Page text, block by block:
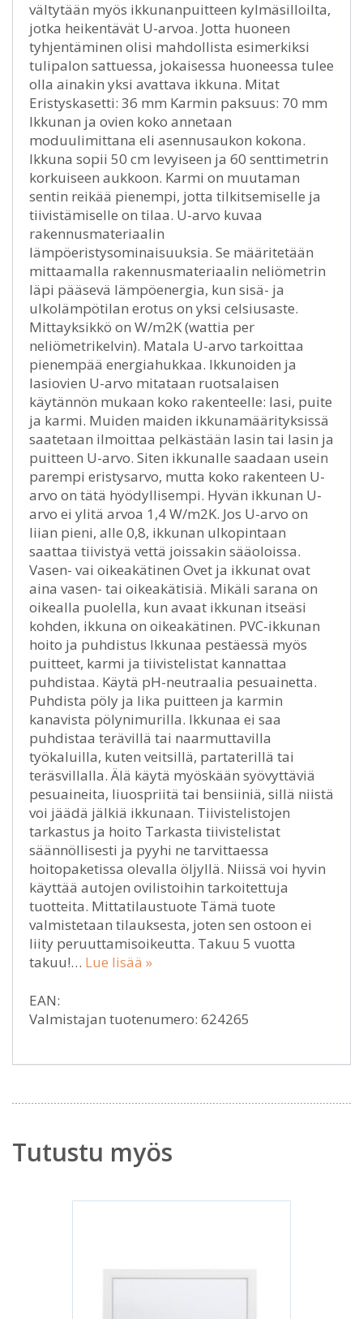
vältytään myös ikkunanpuitteen kylmäsilloilta,
jotka heikentävät U-arvoa. Jotta huoneen
tyhjentäminen olisi mahdollista esimerkiksi
tulipalon sattuessa, jokaisessa huoneessa tulee
olla ainakin yksi avattava ikkuna. Mitat
Eristyskasetti: 36 mm Karmin paksuus: 70 mm
Ikkunan ja ovien koko annetaan
moduulimittana eli asennusaukon kokona.
Ikkuna sopii 50 cm levyiseen ja 60 senttimetrin
korkuiseen aukkoon. Karmi on muutaman
sentin reikää pienempi, jotta tilkitsemiselle ja
tiivistämiselle on tilaa. U-arvo kuvaa
rakennusmateriaalin
lämpöeristysominaisuuksia. Se määritetään
mittaamalla rakennusmateriaalin neliömetrin
läpi pääsevä lämpöenergia, kun sisä- ja
ulkolämpötilan erotus on yksi celsiusaste.
Mittayksikkö on W/m2K (wattia per
neliömetrikelvin). Matala U-arvo tarkoittaa
pienempää energiahukkaa. Ikkunoiden ja
lasiovien U-arvo mitataan ruotsalaisen
käytännön mukaan koko rakenteelle: lasi, puite
ja karmi. Muiden maiden ikkunamäärityksissä
saatetaan ilmoittaa pelkästään lasin tai lasin ja
puitteen U-arvo. Siten ikkunalle saadaan usein
parempi eristysarvo, mutta koko rakenteen U-
arvo on tätä hyödyllisempi. Hyvän ikkunan U-
arvo ei ylitä arvoa 1,4 W/m2K. Jos U-arvo on
liian pieni, alle 0,8, ikkunan ulkopintaan
saattaa tiivistyä vettä joissakin sääoloissa.
Vasen- vai oikeakätinen Ovet ja ikkunat ovat
aina vasen- tai oikeakätisiä. Mikäli sarana on
oikealla puolella, kun avaat ikkunan itseäsi
kohden, ikkuna on oikeakätinen. PVC-ikkunan
hoito ja puhdistus Ikkunaa pestäessä myös
puitteet, karmi ja tiivistelistat kannattaa
puhdistaa. Käytä pH-neutraalia pesuainetta.
Puhdista pöly ja lika puitteen ja karmin
kanavista pölynimurilla. Ikkunaa ei saa
puhdistaa terävillä tai naarmuttavilla
työkaluilla, kuten veitsillä, partaterillä tai
teräsvillalla. Älä käytä myöskään syövyttäviä
pesuaineita, liuospriitä tai bensiiniä, sillä niistä
voi jäädä jälkiä ikkunaan. Tiivistelistojen
tarkastus ja hoito Tarkasta tiivistelistat
säännöllisesti ja pyyhi ne tarvittaessa
hoitopaketissa olevalla öljyllä. Niissä voi hyvin
käyttää autojen ovilistoihin tarkoitettuja
tuotteita. Mittatilaustuote Tämä tuote
valmistetaan tilauksesta, joten sen ostoon ei
liity peruuttamisoikeutta. Takuu 5 vuotta
takuu!… Lue lisää »
EAN:
Valmistajan tuotenumero: 624265
Tutustu myös